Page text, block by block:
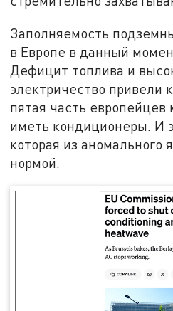
Заполняемость
в Европе в данный
Дефицит топлива и
электричество привели
пятая часть европейцев
иметь кондиционеры. И
которая из аномального
нормой.